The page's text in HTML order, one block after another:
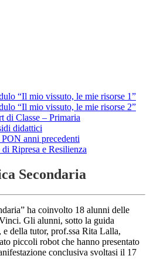
“Il mio vissuto, le mie risorse 1”
“Il mio vissuto, le mie risorse 2”
di Classe – Primaria
didattici
anni precedenti
Ripresa e Resilienza
Secondaria
ha coinvolto 18 alunni delle
Gli alunni, sotto la guida
della tutor, prof.ssa Rita Lalla,
piccoli robot che hanno presentato
conclusiva svoltasi il 17